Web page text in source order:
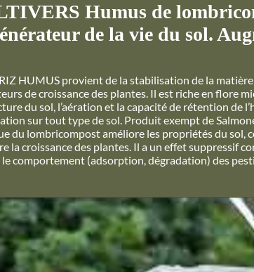
Humus de
de la vie du sol.
HUMUS provient de la stabilisation de la
de croissance des plantes. Il est riche en flore
du sol, l’aération et la capacité de rétention de
sur tout type de sol. Produit exempt de
du lombricompost améliore les propriétés du sol,
la croissance des plantes. Il a un effet suppressif
comportement (adsorption, dégradation) des